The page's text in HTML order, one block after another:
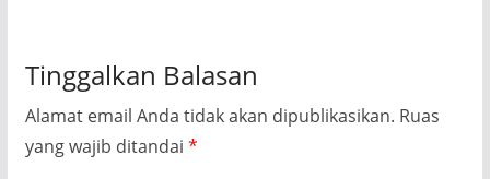
Tinggalkan Balasan
Alamat email Anda tidak akan dipublikasikan. Ruas
yang wajib ditandai *